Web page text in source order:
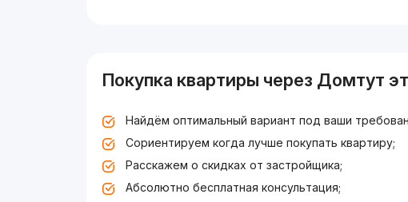
Покупка квартиры через Домтут
Найдём оптимальный вариант под ваши
Сориентируем когда лучше покупать квартиру;
Расскажем о скидках от застройщика;
Абсолютно бесплатная консультация;